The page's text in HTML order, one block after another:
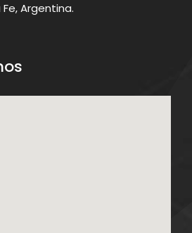
Argentina.